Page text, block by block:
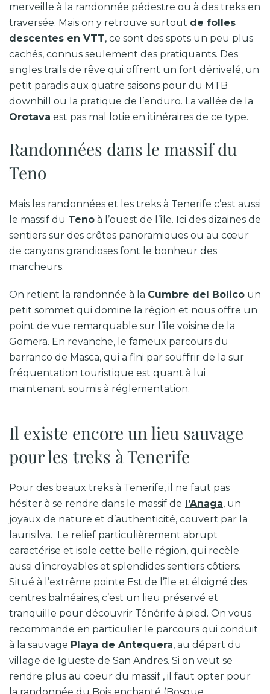
merveille à la randonnée pédestre ou à des treks en
traversée. Mais on y retrouve surtout de folles
descentes en VTT, ce sont des spots un peu plus
cachés, connus seulement des pratiquants. Des
singles trails de rêve qui offrent un fort dénivelé, un
petit paradis aux quatre saisons pour du MTB
downhill ou la pratique de l’enduro. La vallée de la
Orotava est pas mal lotie en itinéraires de ce type.
Randonnées dans le massif du
Teno
Mais les randonnées et les treks à Tenerife c’est aussi
le massif du Teno à l’ouest de l’île. Ici des dizaines de
sentiers sur des crêtes panoramiques ou au cœur
de canyons grandioses font le bonheur des
marcheurs.
On retient la randonnée à la Cumbre del Bolico un
petit sommet qui domine la région et nous offre un
point de vue remarquable sur l’île voisine de la
Gomera. En revanche, le fameux parcours du
barranco de Masca, qui a fini par souffrir de la sur
fréquentation touristique est quant à lui
maintenant soumis à réglementation.
Il existe encore un lieu sauvage
pour les treks à Tenerife
Pour des beaux treks à Tenerife, il ne faut pas
hésiter à se rendre dans le massif de l’Anaga, un
joyaux de nature et d’authenticité, couvert par la
laurisilva. Le relief particulièrement abrupt
caractérise et isole cette belle région, qui recèle
aussi d’incroyables et splendides sentiers côtiers.
Situé à l’extrême pointe Est de l’île et éloigné des
centres balnéaires, c’est un lieu préservé et
tranquille pour découvrir Ténérife à pied. On vous
recommande en particulier le parcours qui conduit
à la sauvage Playa de Antequera, au départ du
village de Igueste de San Andres. Si on veut se
rendre plus au coeur du massif , il faut opter pour
la randonnée du Bois enchanté (Bosque